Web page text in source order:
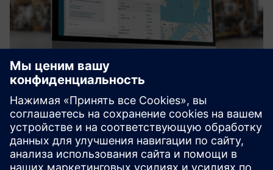
dimax.cloud
A pioneering industrial platform that bridges the gap
between digital design and physical production through
distributed manufacturing. Enables companies to shift